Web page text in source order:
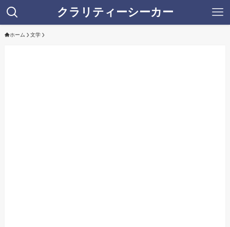
クラリティーシーカー
ホーム 文学